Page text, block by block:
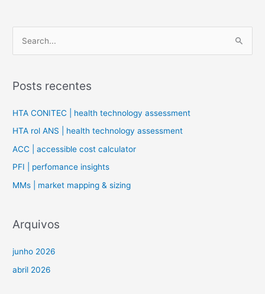
q
a
r
p
Posts recentes
HTA CONITEC | health technology assessment
HTA rol ANS | health technology assessment
ACC | accessible cost calculator
PFI | perfomance insights
MMs | market mapping & sizing
Arquivos
junho 2026
abril 2026